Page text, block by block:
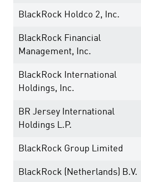
BlackRock Holdco 2, Inc.
BlackRock Financial
Management, Inc.
BlackRock International
Holdings, Inc.
BR Jersey International
Holdings L.P.
BlackRock Group Limited
BlackRock (Netherlands) B.V.